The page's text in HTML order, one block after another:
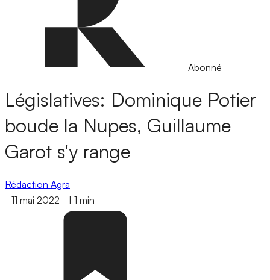
Abonné
Législatives: Dominique Potier
boude la Nupes, Guillaume
Garot s'y range
Rédaction Agra
- 11 mai 2022 - 1 min